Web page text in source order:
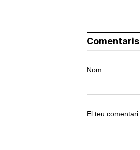
Comentaris
Nom
El teu comentari